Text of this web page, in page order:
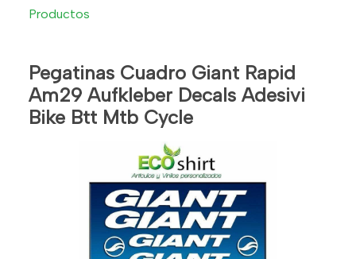
Productos
Pegatinas Cuadro Giant Rapid
Am29 Aufkleber Decals Adesivi
Bike Btt Mtb Cycle